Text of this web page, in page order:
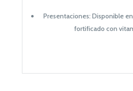
Presentaciones: Disponible
fortificado con